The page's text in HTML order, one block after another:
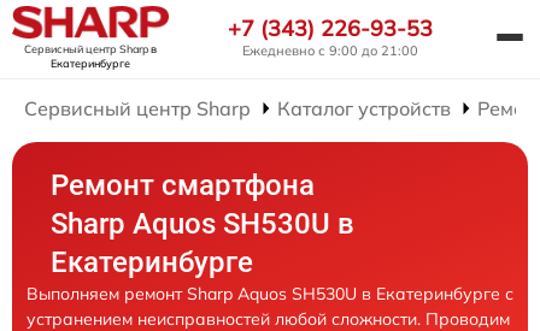
Сервисный центр Sharpв
Екатеринбурге
+7 (343) 226-93-53
Ежедневно с 9:00 до 21:00
Сервисный центр Sharp Каталог устройств
Ремонт смартфона
Sharp Aquos SH530U в
Екатеринбурге
Выполняем ремонт Sharp Aquos SH530U в Екатеринбурге с
устранением неисправностей любой сложности. Проводим